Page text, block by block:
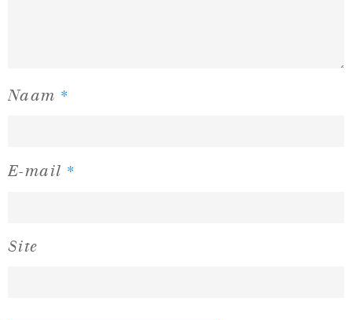
Naam *
E-mail *
Site